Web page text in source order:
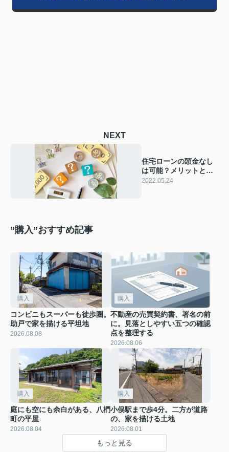
NEXT
住宅ローンの頭金なし
は可能？メリットとデ
メリットとは？
2022.05.24
”購入”おすすめ記事
購入
コンビニもスーパーも徒歩圏。
助戸で家を描ける平坦地
2026.08.08
購入
不動産の売買契約書、署名の前
に。見落としやすい五つの確認
点を整理する
2026.08.06
購入
庭にも空にも余白がある、八椚
町の平屋
2026.08.04
購入
小俣駅まで歩4分。二方が道路
の、家を描ける土地
2026.08.01
もっと見る